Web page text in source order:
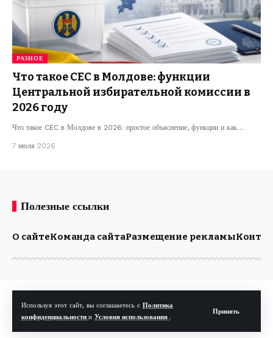
Используя этот сайт, вы соглашаетесь с Политика
конфиденциальности и Условия использования .
Принять
РАЗНОЕ
Что такое CEC в Молдове: функции
Центральной избирательной комиссии в
2026 году
Что такое CEC в Молдове в 2026: простое объяснение, функции и как…
7 июля 2026
Полезные ссылки
О сайтеКоманда сайтаРазмещение рекламы